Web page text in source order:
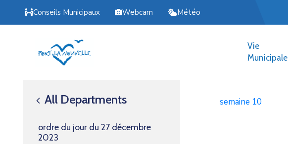
Conseils Municipaux Webcam Météo
Vie
Municipale
All Departments
ordre du jour du 27 décembre
2023
semaine 10